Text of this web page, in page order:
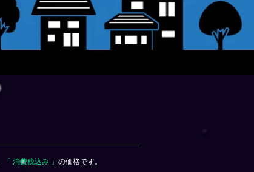
「 消費税込み 」 の価格です。